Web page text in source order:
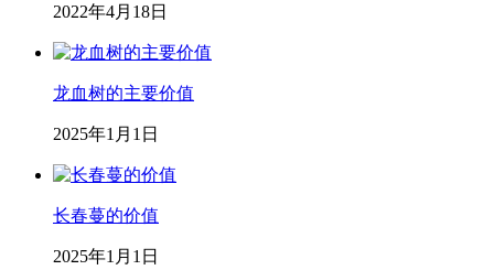
2022年4月18日
龙血树的主要价值
2025年1月1日
长春蔓的价值
2025年1月1日